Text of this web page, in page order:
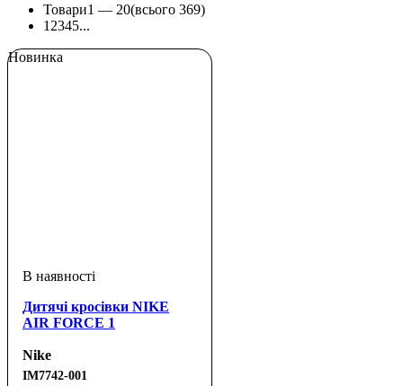
Товари1 — 20(всього 369)
1 2345...
Новинка
Дитячі кросівки NIKE
AIR FORCE 1
Nike
IM7742-001